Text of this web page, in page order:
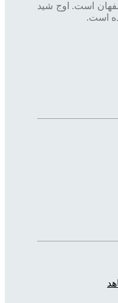
است. اوج شید